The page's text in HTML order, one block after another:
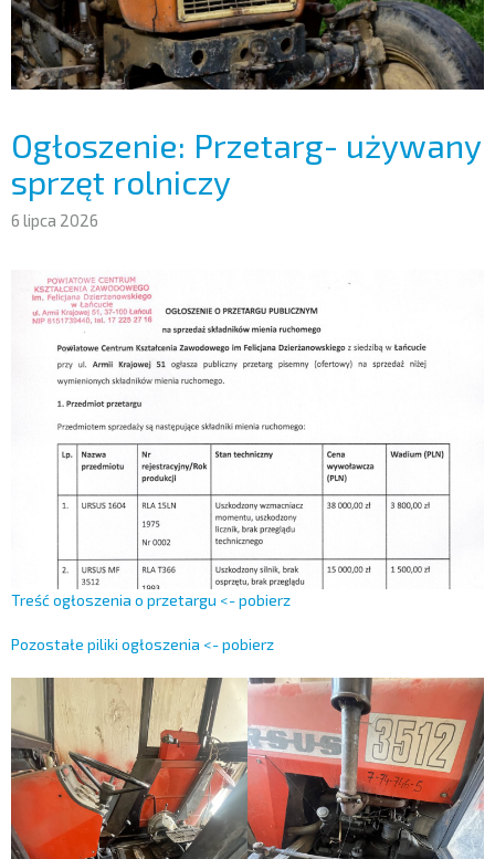
Ogłoszenie: Przetarg- używany
sprzęt rolniczy
6 lipca 2026
Treść ogłoszenia o przetargu <- pobierz
Pozostałe piliki ogłoszenia <- pobierz